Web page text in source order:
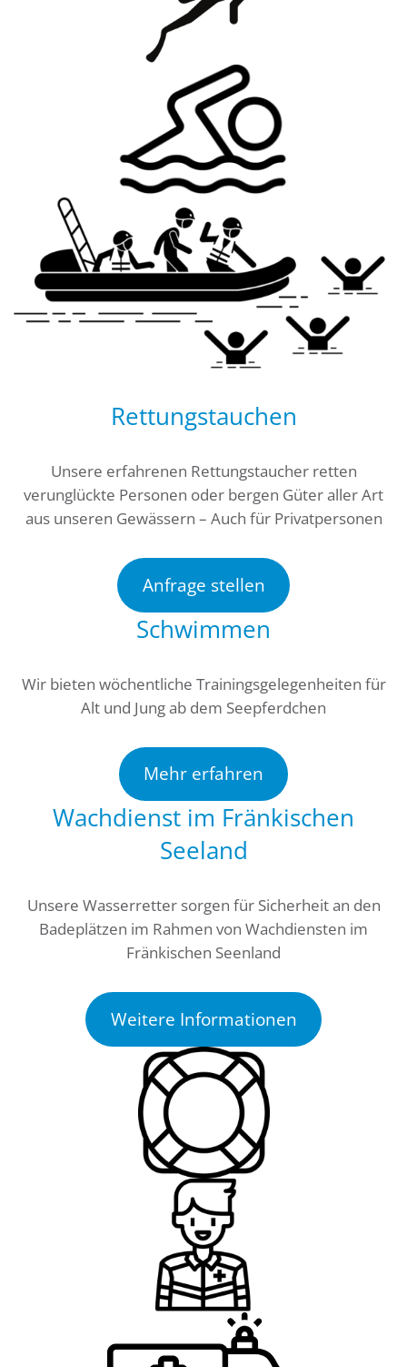
Rettungstauchen
Unsere erfahrenen Rettungstaucher retten
verunglückte Personen oder bergen Güter aller Art
aus unseren Gewässern – Auch für Privatpersonen
Anfrage stellen
Schwimmen
Wir bieten wöchentliche Trainingsgelegenheiten für
Alt und Jung ab dem Seepferdchen
Mehr erfahren
Wachdienst im Fränkischen
Seeland
Unsere Wasserretter sorgen für Sicherheit an den
Badeplätzen im Rahmen von Wachdiensten im
Fränkischen Seenland
Weitere Informationen